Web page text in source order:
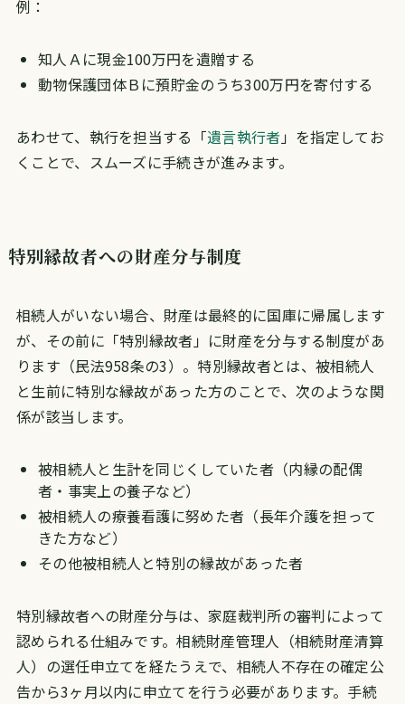
例：
知人Ａに現金100万円を遺贈する
動物保護団体Ｂに預貯金のうち300万円を寄付する
あわせて、執行を担当する「遺言執行者」を指定してお
くことで、スムーズに手続きが進みます。
特別縁故者への財産分与制度
相続人がいない場合、財産は最終的に国庫に帰属します
が、その前に「特別縁故者」に財産を分与する制度があ
ります（民法958条の3）。特別縁故者とは、被相続人
と生前に特別な縁故があった方のことで、次のような関
係が該当します。
被相続人と生計を同じくしていた者（内縁の配偶
者・事実上の養子など）
被相続人の療養看護に努めた者（長年介護を担って
きた方など）
その他被相続人と特別の縁故があった者
特別縁故者への財産分与は、家庭裁判所の審判によって
認められる仕組みです。相続財産管理人（相続財産清算
人）の選任申立てを経たうえで、相続人不存在の確定公
告から3ヶ月以内に申立てを行う必要があります。手続